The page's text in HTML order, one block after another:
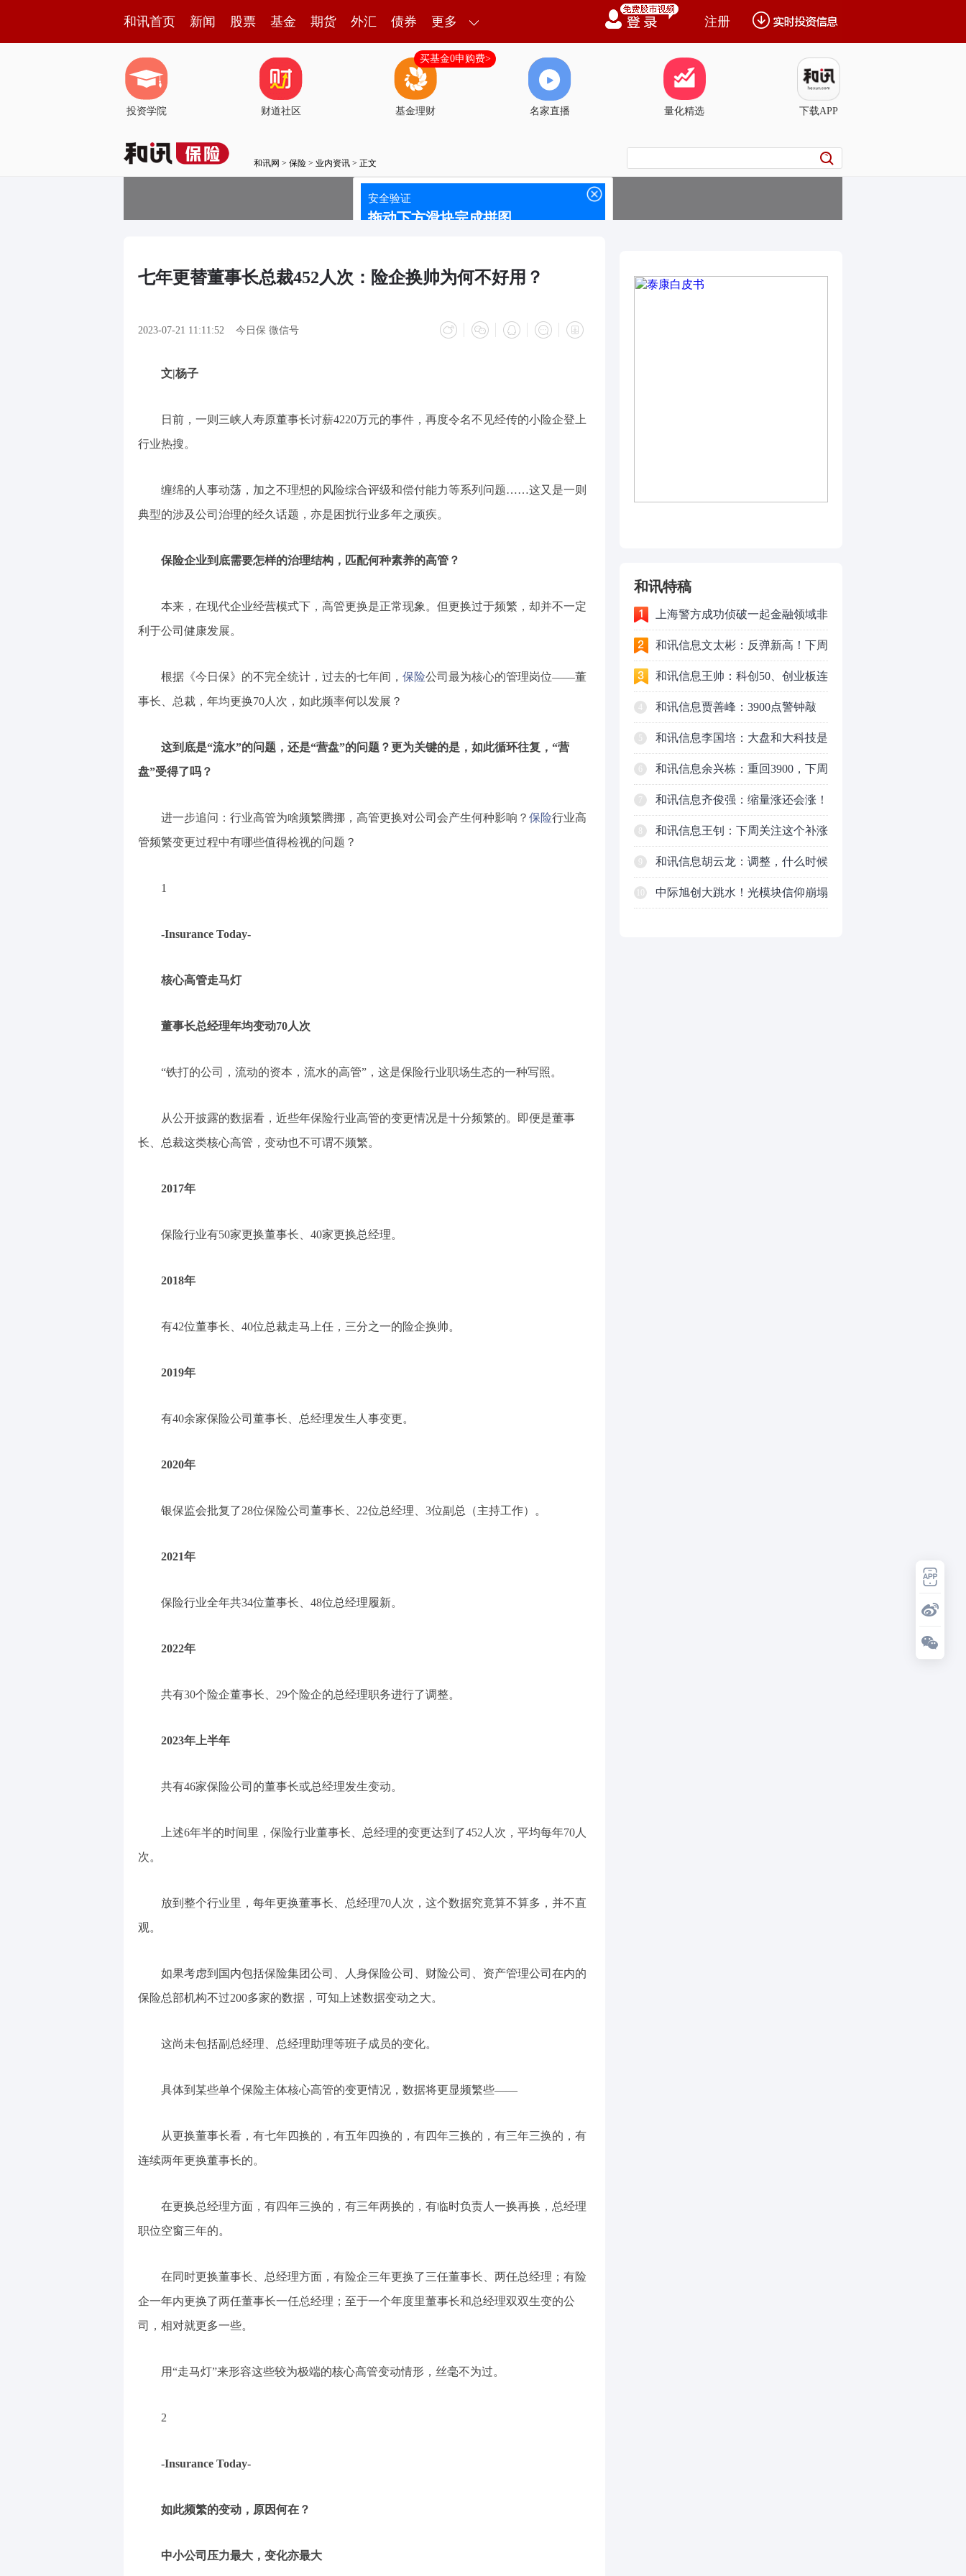
和讯首页 新闻 股票 基金 期货 外汇 债券 更多 注册
投资学院 财道社区 基金理财
买基金0申购费>
名家直播 量化精选 下载APP
和讯网 > 保险 > 业内资讯 > 正文
七年更替董事长总裁452人次：险企换帅为何不好用？
2023-07-21 11:11:52 今日保 微信号
文|杨子
日前，一则三峡人寿原董事长讨薪4220万元的事件，再度令名不见经传的小险企登上
行业热搜。
缠绵的人事动荡，加之不理想的风险综合评级和偿付能力等系列问题……这又是一则
典型的涉及公司治理的经久话题，亦是困扰行业多年之顽疾。
保险企业到底需要怎样的治理结构，匹配何种素养的高管？
本来，在现代企业经营模式下，高管更换是正常现象。但更换过于频繁，却并不一定
利于公司健康发展。
根据《今日保》的不完全统计，过去的七年间， 保险公司最为核心的管理岗位——董
事长、总裁，年均更换70人次，如此频率何以发展？
这到底是“流水”的问题，还是“营盘”的问题？更为关键的是，如此循环往复，“营
盘”受得了吗？
进一步追问：行业高管为啥频繁腾挪，高管更换对公司会产生何种影响？ 保险行业高
管频繁变更过程中有哪些值得检视的问题？
1
-Insurance Today-
核心高管走马灯
董事长总经理年均变动70人次
“铁打的公司，流动的资本，流水的高管”，这是保险行业职场生态的一种写照。
从公开披露的数据看，近些年保险行业高管的变更情况是十分频繁的。即便是董事
长、总裁这类核心高管，变动也不可谓不频繁。
2017年
保险行业有50家更换董事长、40家更换总经理。
2018年
有42位董事长、40位总裁走马上任，三分之一的险企换帅。
2019年
有40余家保险公司董事长、总经理发生人事变更。
2020年
银保监会批复了28位保险公司董事长、22位总经理、3位副总（主持工作）。
2021年
保险行业全年共34位董事长、48位总经理履新。
2022年
共有30个险企董事长、29个险企的总经理职务进行了调整。
2023年上半年
共有46家保险公司的董事长或总经理发生变动。
上述6年半的时间里，保险行业董事长、总经理的变更达到了452人次，平均每年70人
次。
放到整个行业里，每年更换董事长、总经理70人次，这个数据究竟算不算多，并不直
观。
如果考虑到国内包括保险集团公司、人身保险公司、财险公司、资产管理公司在内的
保险总部机构不过200多家的数据，可知上述数据变动之大。
这尚未包括副总经理、总经理助理等班子成员的变化。
具体到某些单个保险主体核心高管的变更情况，数据将更显频繁些——
从更换董事长看，有七年四换的，有五年四换的，有四年三换的，有三年三换的，有
连续两年更换董事长的。
在更换总经理方面，有四年三换的，有三年两换的，有临时负责人一换再换，总经理
职位空窗三年的。
在同时更换董事长、总经理方面，有险企三年更换了三任董事长、两任总经理；有险
企一年内更换了两任董事长一任总经理；至于一个年度里董事长和总经理双双生变的公
司，相对就更多一些。
用“走马灯”来形容这些较为极端的核心高管变动情形，丝毫不为过。
2
-Insurance Today-
如此频繁的变动，原因何在？
中小公司压力最大，变化亦最大
和讯特稿
上海警方成功侦破一起金融领域非
法代理维权敲诈勒索案件
和讯信息文太彬：反弹新高！下周
行情怎么走？
和讯信息王帅：科创50、创业板连
续反弹之后，重要防守线已出现
和讯信息贾善峰：3900点警钟敲
响，主力正在暗中布局！
5 和讯信息李国培：大盘和大科技是
反转？还是反弹？
和讯信息余兴栋：重回3900，下周
稳了吗？
7 和讯信息齐俊强：缩量涨还会涨！
和讯信息王钊：下周关注这个补涨
机会
和讯信息胡云龙：调整，什么时候
来
中际旭创大跳水！光模块信仰崩塌